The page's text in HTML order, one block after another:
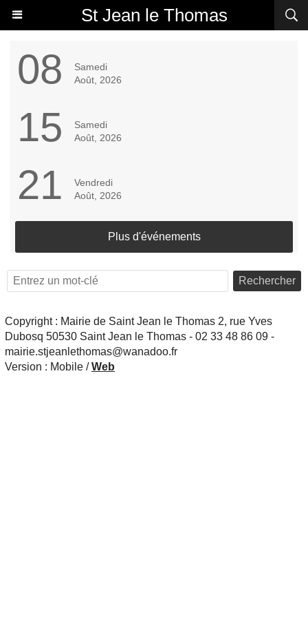
St Jean le Thomas
08
Samedi
Août, 2026
15
Samedi
Août, 2026
21
Vendredi
Août, 2026
Plus d'événements
Rechercher
Copyright : Mairie de Saint Jean le Thomas 2, rue Yves
Dubosq 50530 Saint Jean le Thomas - 02 33 48 86 09 -
mairie.stjeanlethomas@wanadoo.fr
Version : Mobile /Web